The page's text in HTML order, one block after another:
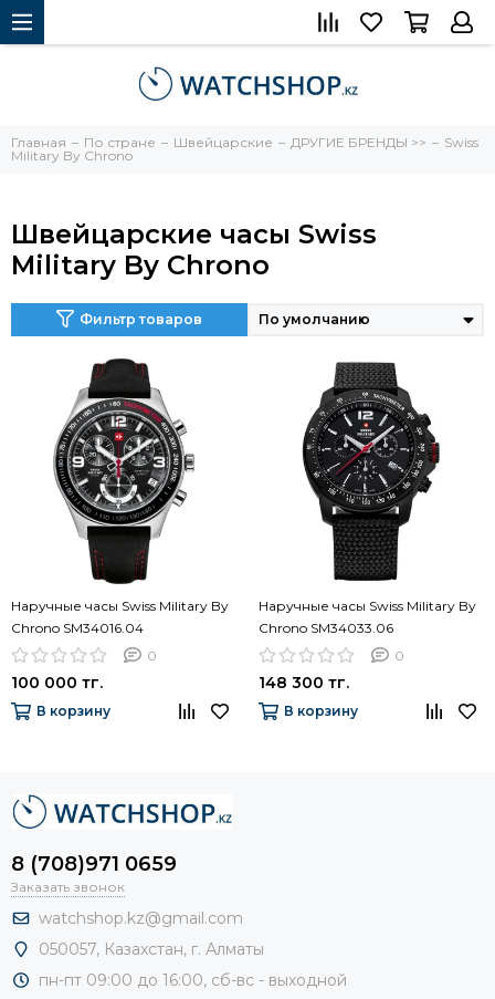
Главная По стране Швейцарские ДРУГИЕ БРЕНДЫ >>
Swiss
Military By Chrono
Швейцарские часы Swiss
Military By Chrono
Фильтр товаров
Наручные часы Swiss Military By
Chrono SM34016.04
0
100 000 тг.
В корзину
Наручные часы Swiss Military By
Chrono SM34033.06
0
148 300 тг.
В корзину
8 (708)971 0659
Заказать звонок
watchshop.kz@gmail.com
050057, Казахстан, г. Алматы
пн-пт 09:00 до 16:00, сб-вс - выходной